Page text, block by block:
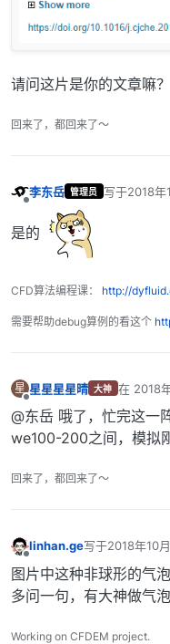
请问这片是你的文章嘛
回来了，都回来了～
李东岳 管理员 写于2018年
最后由 编辑
是的
CFD算法编程课： http://
需要帮助debug算例的看这个
星
离线
星星星星晴 大神 在 2018
最后由
@东岳 哦了，忙完这一
we100-200之间，模拟
回来了，都回来了～
linhan.ge写于2018年10
最后由 编辑
图片中这种非球形的气
多问一句，有大神做气
Working on CFDEM project.